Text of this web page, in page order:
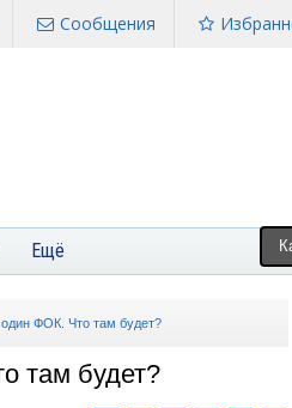
Сообщения
Ещё
ФОК. Что там будет?
там будет?